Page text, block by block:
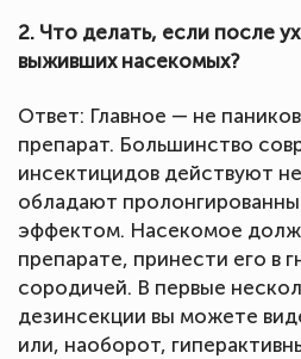
2. Что делать, если после
выживших насекомых?
Ответ: Главное — не
препарат. Большинство
инсектицидов действуют
обладают
эффектом. Насекомое
препарате, принести его в
сородичей. В первые
дезинсекции вы можете
или, наоборот,